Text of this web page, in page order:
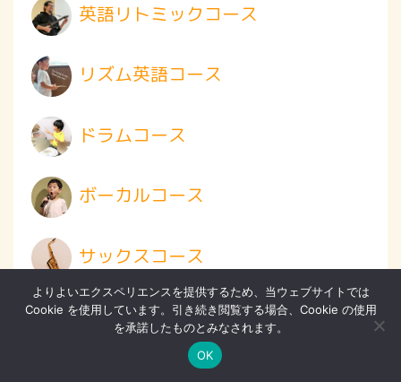
英語リトミックコース
リズム英語コース
ドラムコース
ボーカルコース
サックスコース
ギター、ウクレレ、ベースコース
ヴァイオリンコース
よりよいエクスペリエンスを提供するため、当ウェブサイトでは
Cookie を使用しています。引き続き閲覧する場合、Cookie の使用
を承諾したものとみなされます。
OK